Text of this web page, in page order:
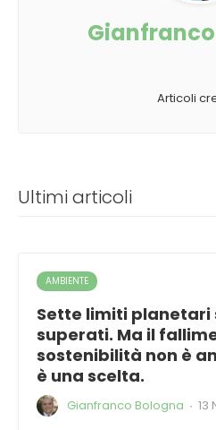
Articoli
Ultimi articoli
AMBIENTE
Sette limiti planetari
superati. Ma il
sostenibilità non è
è una scelta.
Gianfranco Bologna · 13